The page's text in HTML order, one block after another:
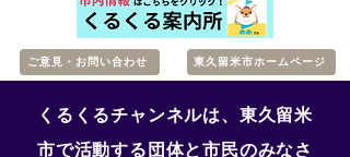
ご意見・お問い合わせ 東久留米市ホームページ
くるくるチャンネルは、東久留米
市で活動する団体と市民のみなさ